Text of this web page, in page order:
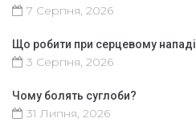
7 Серпня, 2026
Що робити при серцевому нападі
3 Серпня, 2026
Чому болять суглоби?
31 Липня, 2026